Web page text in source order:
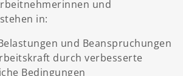
und
in:
und Beanspruchungen
durch verbesserte
Bedingungen